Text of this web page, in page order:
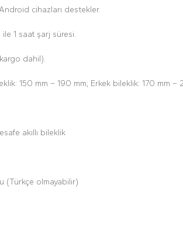
cihazları destekler.
1 saat şarj süresi.
dahil).
150 mm – 190 mm; Erkek bileklik: 170 mm –
akıllı bileklik
(Türkçe olmayabilir)